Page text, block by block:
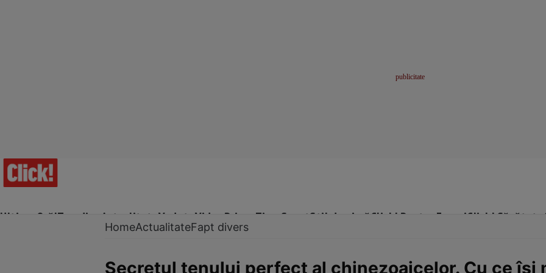
Ultima Oră!Trending Actualitate Vedete Video Prime Time SportStil de viațăClick! Pentru FemeiClick! Sănătate
HomeActualitateFapt divers
Secretul tenului perfect al chinezoaicelor. Cu ce își